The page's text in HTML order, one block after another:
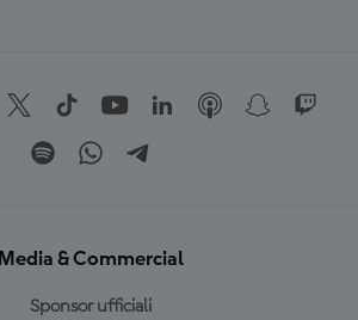
Media & Commercial
Sponsor ufficiali